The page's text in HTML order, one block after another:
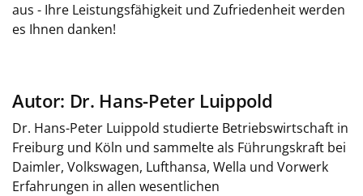
aus - Ihre Leistungsfähigkeit und Zufriedenheit werden
es Ihnen danken!
Autor: Dr. Hans-Peter Luippold
Dr. Hans-Peter Luippold studierte Betriebswirtschaft in
Freiburg und Köln und sammelte als Führungskraft bei
Daimler, Volkswagen, Lufthansa, Wella und Vorwerk
Erfahrungen in allen wesentlichen